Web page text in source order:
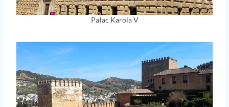
Pałac Karola V